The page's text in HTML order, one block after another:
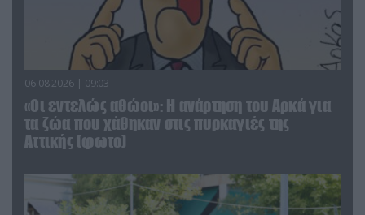
06.08.2026 | 09:03
«Οι εντελώς αθώοι»: Η ανάρτηση του Αρκά για
τα ζώα που χάθηκαν στις πυρκαγιές της
Αττικής (φωτο)